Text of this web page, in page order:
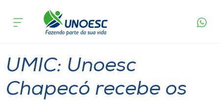
Cursos
Pesquisa
acontece
UMIC: Unoesc
Chapecó recebe os